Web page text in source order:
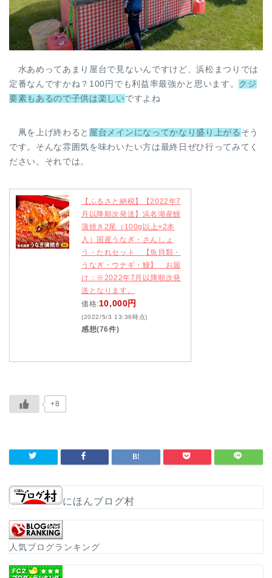
水あめってあまり屋台で見ないんですけど、浜松まつりでは
定番なんですかね？100円でも利益率最強かと思います。
クジ
要素もあるので子供は楽しい ですよね
凧を上げ終わると 屋台メインになってかなり盛り上がる そう
です。そんな雰囲気を味わいたい方は最終日ぜひ行ってみてく
ださい。それでは。
【ふるさと納税】【2022年7
月以降順次発送】浜名湖産鰻
蒲焼き2尾（100g以上×2本
入）国産うなぎ・さんしょ
う・たれセット 【魚貝類・
うなぎ・ウナギ・鰻】 お届
け：※2022年7月以降順次発
送となります。
価格:10,000円
(2022/5/3 13:36時点)
感想(76件)
+8
にほんブログ村
人気ブログランキング